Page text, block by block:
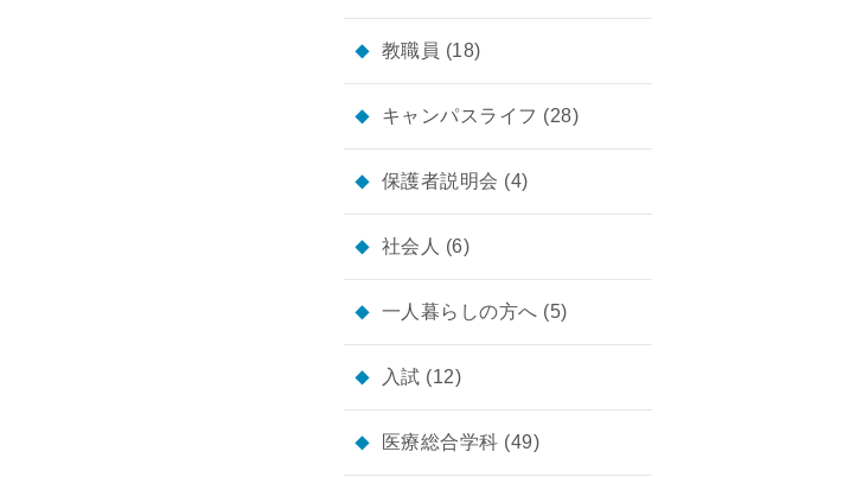
教職員 (18)
キャンパスライフ (28)
保護者説明会 (4)
社会人 (6)
一人暮らしの方へ (5)
入試 (12)
医療総合学科 (49)